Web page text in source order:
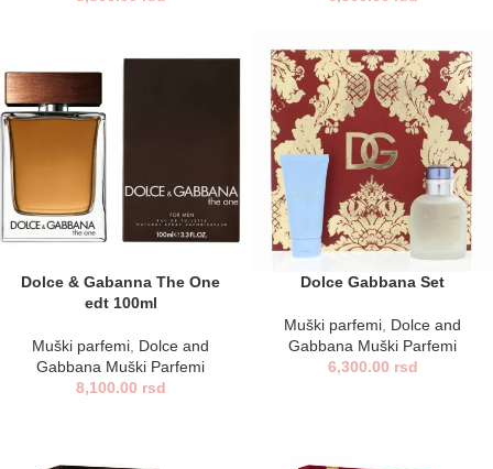
Dolce & Gabanna The One
edt 100ml
Muški parfemi Dolce and
Gabbana Muški Parfemi
8,100.00 rsd
Dolce Gabbana Set
Muški parfemi Dolce and
Gabbana Muški Parfemi
6,300.00 rsd